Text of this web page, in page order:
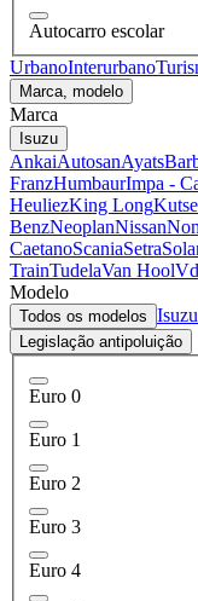
Autocarro escolar
UrbanoInterurbano
Marca, modelo
Marca
Isuzu
AnkaiAutosanAyats
FranzHumbaurImpa -
HeuliezKing Long
BenzNeoplanNissan
CaetanoScaniaSetra
TrainTudelaVan Hool
Modelo
Todos os modelos
Legislação antipoluição
Euro 0
Euro 1
Euro 2
Euro 3
Euro 4